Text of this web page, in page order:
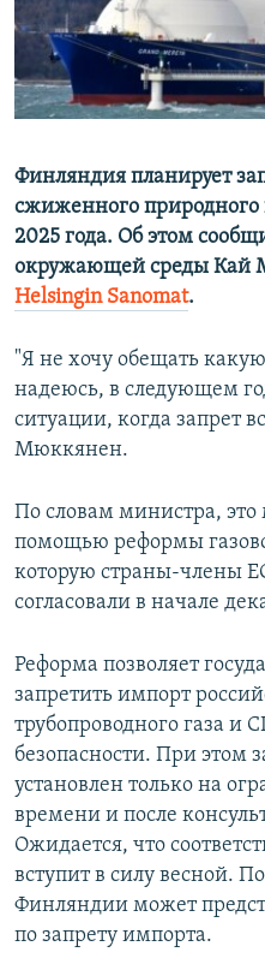
ПОБЕДИТЕЛЕЙ НЕ СУДЯТ?
КРЫМ.НЕПОКОРЕННЫЙ
ELIFBE
ПРИСОЕДИНЯЙТЕСЬ!
Все сайты RFE/RL
Финляндия планирует
сжиженного природного
2025 года. Об этом
окружающей среды Кай
Helsingin Sanomat.
"Я не хочу обещать
надеюсь, в следующем
ситуации, когда запрет
Мюккянен.
По словам министра, это
помощью реформы
которую страны-члены
согласовали в начале
Реформа позволяет
запретить импорт
трубопроводного газа и
безопасности. При этом
установлен только на
времени и после
Ожидается, что
вступит в силу весной.
Финляндии может
по запрету импорта.